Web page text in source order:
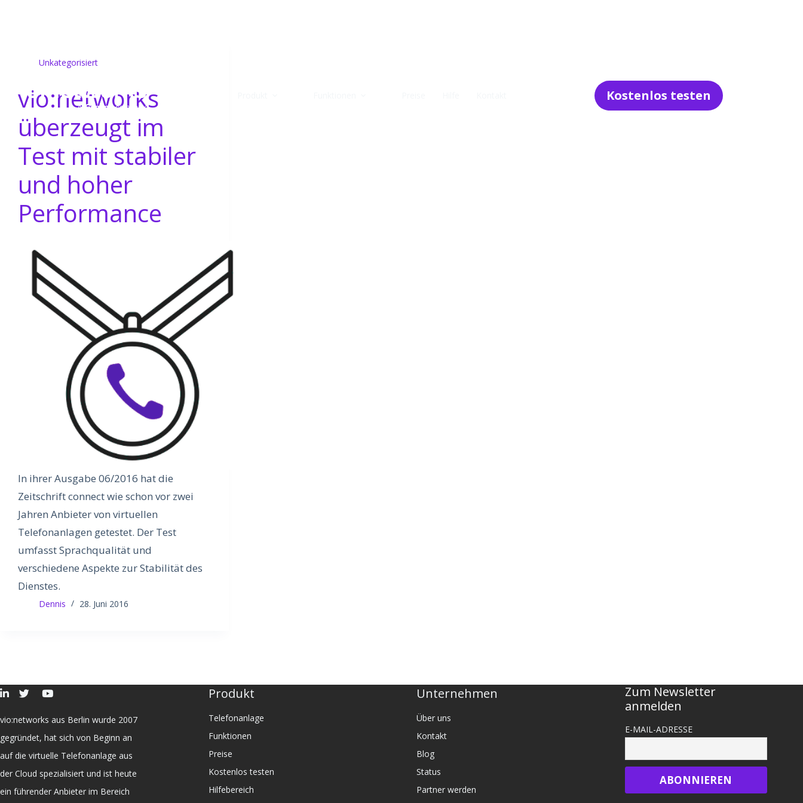
Kostenlos testen
Unkategorisiert
vio:networks
überzeugt im
Test mit stabiler
und hoher
Performance
In ihrer Ausgabe 06/2016 hat die
Zeitschrift connect wie schon vor zwei
Jahren Anbieter von virtuellen
Telefonanlagen getestet. Der Test
umfasst Sprachqualität und
verschiedene Aspekte zur Stabilität des
Dienstes.
Dennis 28. Juni 2016
vio:networks aus Berlin wurde 2007
gegründet, hat sich von Beginn an
auf die virtuelle Telefonanlage aus
der Cloud spezialisiert und ist heute
ein führender Anbieter im Bereich
Produkt
Telefonanlage
Funktionen
Preise
Kostenlos testen
Hilfebereich
Unternehmen
Über uns
Kontakt
Blog
Status
Partner werden
Zum Newsletter
anmelden
E-MAIL-ADRESSE